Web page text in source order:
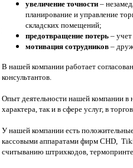
увеличение точности –
планирование и управление
складских помещений;
предотвращение потерь –
мотивация сотрудников –
В нашей компании работает
консультантов.
Опыт деятельности нашей компании в
характера, так и в сфере услуг, в
У нашей компании есть
кассовыми аппаратами фирм CHD,
считыванию штрихкодов,